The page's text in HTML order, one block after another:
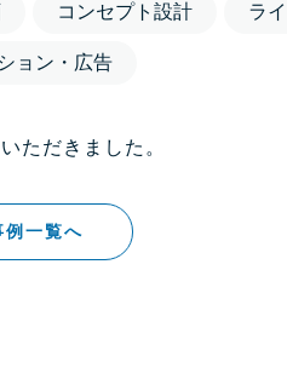
コンセプト設計 ラ
ョン・広告
ただきました。
例一覧へ